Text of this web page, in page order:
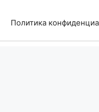
Политика